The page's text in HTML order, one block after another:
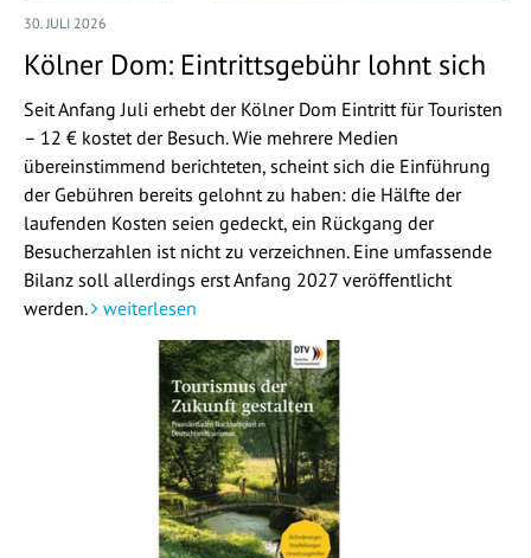
30. JULI 2026
Kölner Dom: Eintrittsgebühr lohnt sich
Seit Anfang Juli erhebt der Kölner Dom Eintritt für Touristen
– 12 € kostet der Besuch. Wie mehrere Medien
übereinstimmend berichteten, scheint sich die Einführung
der Gebühren bereits gelohnt zu haben: die Hälfte der
laufenden Kosten seien gedeckt, ein Rückgang der
Besucherzahlen ist nicht zu verzeichnen. Eine umfassende
Bilanz soll allerdings erst Anfang 2027 veröffentlicht
werden.
weiterlesen